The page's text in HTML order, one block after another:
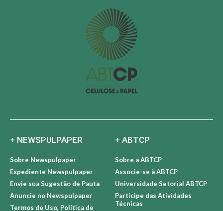
+ NEWSPULPAPER
Sobre Newspulpaper
Expediente Newspulpaper
Envie sua Sugestão de Pauta
Anuncie no Newspulpaper
Termos de Uso, Política de
+ ABTCP
Sobre a ABTCP
Associe-se à ABTCP
Universidade Setorial ABTCP
Participe das Atividades
Técnicas